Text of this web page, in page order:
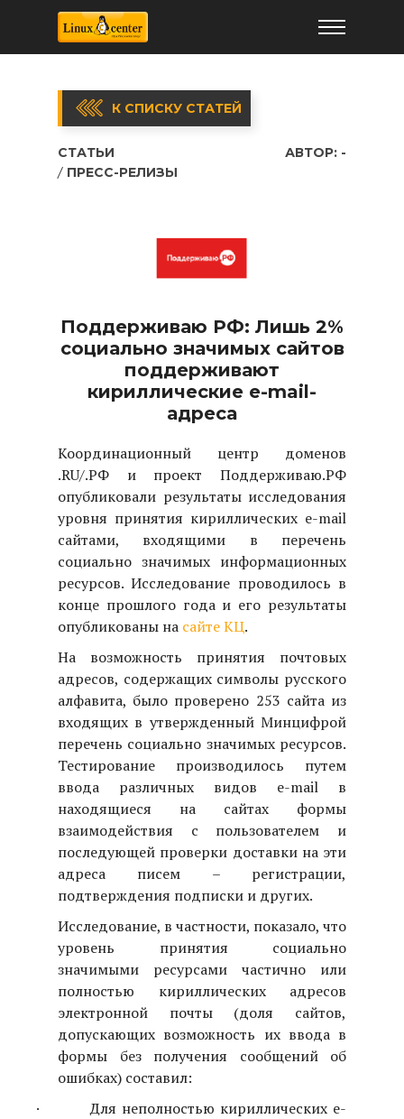
К СПИСКУ СТАТЕЙ
СТАТЬИ
ПРЕСС-РЕЛИЗЫ
АВТОР: -
Поддерживаю РФ: Лишь 2%
социально значимых сайтов
поддерживают
кириллические e-mail-
адреса
Координационный центр доменов
.RU/.РФ и проект Поддерживаю.РФ
опубликовали результаты исследования
уровня принятия кириллических e-mail
сайтами, входящими в перечень
социально значимых информационных
ресурсов. Исследование проводилось в
конце прошлого года и его результаты
опубликованы на сайте КЦ.
На возможность принятия почтовых
адресов, содержащих символы русского
алфавита, было проверено 253 сайта из
входящих в утвержденный Минцифрой
перечень социально значимых ресурсов.
Тестирование производилось путем
ввода различных видов e-mail в
находящиеся на сайтах формы
взаимодействия с пользователем и
последующей проверки доставки на эти
адреса писем – регистрации,
подтверждения подписки и других.
Исследование, в частности, показало, что
уровень принятия социально
значимыми ресурсами частично или
полностью кириллических адресов
электронной почты (доля сайтов,
допускающих возможность их ввода в
формы без получения сообщений об
ошибках) составил:
·
Для неполностью кириллических e-